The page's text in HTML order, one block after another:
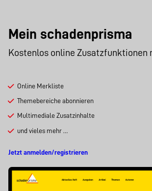
Mein schadenprisma
Kostenlos online Zusatzfunktionen
Online Merkliste
Themebereiche abonnieren
Multimediale Zusatzinhalte
und vieles mehr …
Jetzt anmelden/registrieren